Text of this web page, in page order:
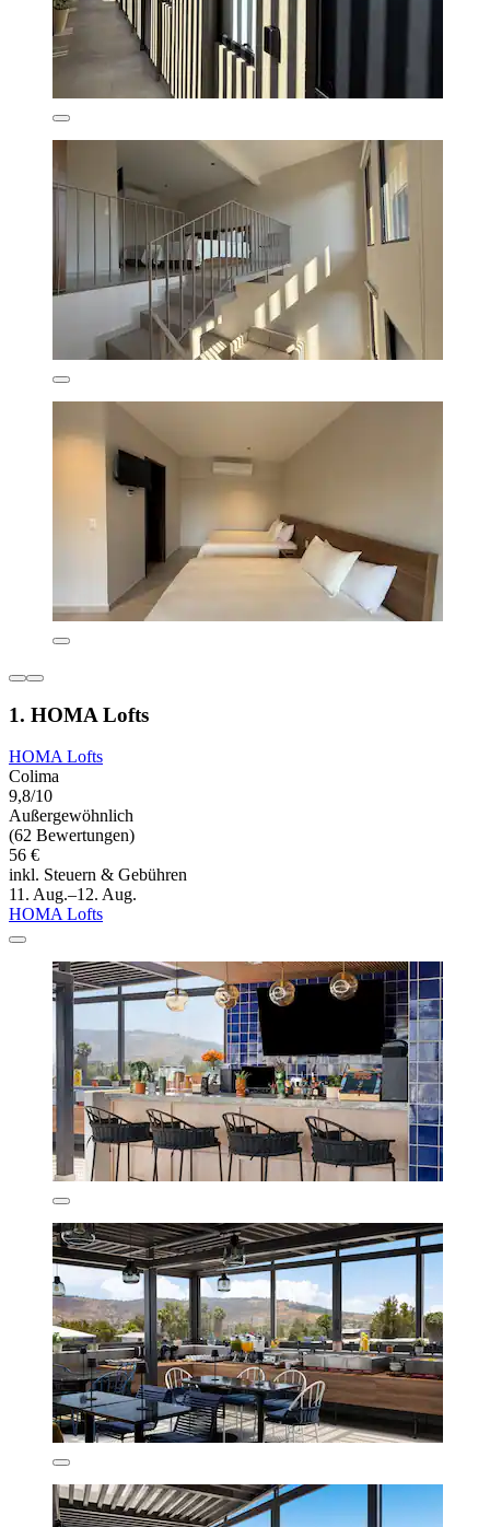
1. HOMA Lofts
HOMA Lofts
Colima
9,8/10
Außergewöhnlich
(62 Bewertungen)
56 €
inkl. Steuern & Gebühren
11. Aug.–12. Aug.
HOMA Lofts